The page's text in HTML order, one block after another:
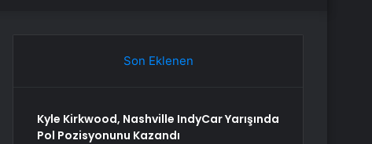
Son Eklenen
Kyle Kirkwood, Nashville IndyCar Yarışında
Pol Pozisyonunu Kazandı